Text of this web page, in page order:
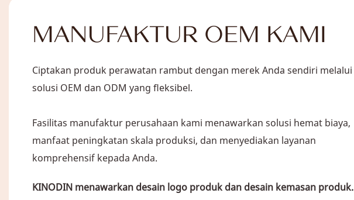
MANUFAKTUR OEM KAMI
Ciptakan produk perawatan rambut dengan merek Anda sendiri melalui
solusi OEM dan ODM yang fleksibel.
Fasilitas manufaktur perusahaan kami menawarkan solusi hemat biaya,
manfaat peningkatan skala produksi, dan menyediakan layanan
komprehensif kepada Anda.
KINODIN menawarkan desain logo produk dan desain kemasan produk.